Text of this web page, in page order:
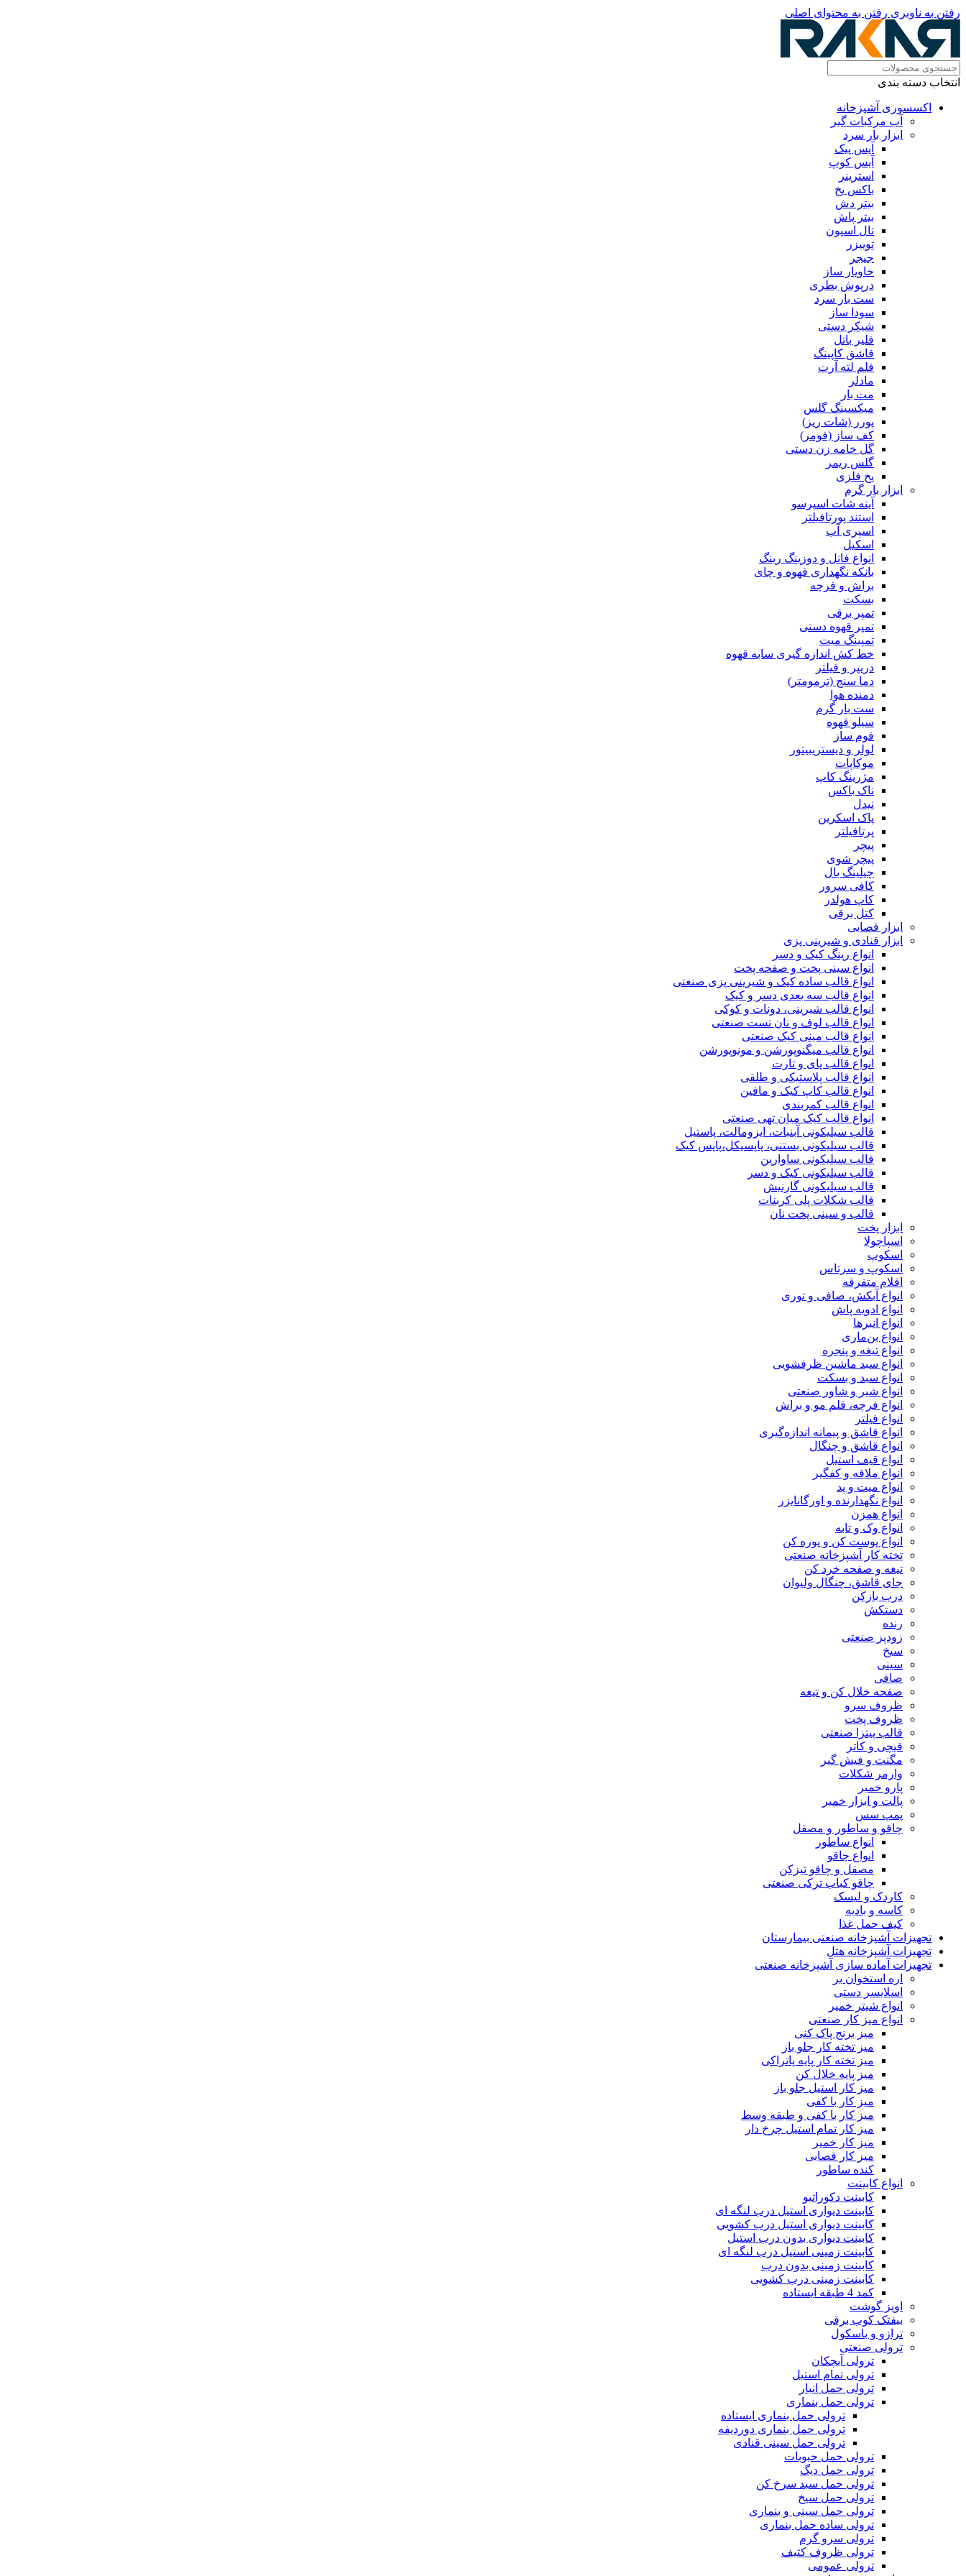
رفتن به ناوبری رفتن به محتوای اصلی
انتخاب دسته بندی
اکسسوری آشپزخانه
آب مرکبات گیر
ابزار بار سرد
آیس پیک
آیس کوپ
استرینر
باکس یخ
بیتر دش
بیتر پاش
تال اسپون
توییزر
جیجر
خاویار ساز
درپوش بطری
ست بار سرد
سودا ساز
شیکر دستی
فلیر باتل
قاشق کاپینگ
قلم لته آرت
مادلر
مت بار
میکسینگ گلس
پورر (شات ریز)
کف ساز (فومر)
گل خامه زن دستی
گلس ریمر
یخ فلزی
ابزار بار گرم
آینه شات اسپرسو
استند پورتافیلتر
اسپری آب
اسکیل
انواع فانل و دوزینگ رینگ
بانکه نگهداری قهوه و چای
براش و فرچه
بسکت
تمپر برقی
تمپر قهوه دستی
تمپینگ میت
خط کش اندازه گیری سابه قهوه
دریپر و فیلتر
دما سنج (ترمومتر)
دمنده هوا
ست بار گرم
سیلو قهوه
فوم ساز
لولر و دیستریبیتور
موکاپات
مژرینگ کاپ
ناک باکس
نیدل
پاک اسکرین
پرتافیلتر
پیچر
پیچر شوی
چیلینگ بال
کافی سرور
کاپ هولدر
کتل برقی
ابزار قصابی
ابزار قنادی و شیرینی پزی
انواع رینگ کیک و دسر
انواع سینی پخت و صفحه پخت
انواع قالب ساده کیک و شیرینی‌ پزی صنعتی
انواع قالب سه بعدی دسر و کیک
انواع قالب شیرینی، دونات و کوکی
انواع قالب لوف و نان تست صنعتی
انواع قالب مینی کیک صنعتی
انواع قالب میگنوپورشن و مونوپورشن
انواع قالب پای و تارت
انواع قالب پلاستیکی و طلقی
انواع قالب کاپ کیک و مافین
انواع قالب کمربندی
انواع قالب کیک میان تهی صنعتی
قالب سیلیکونی آبنبات، ایزومالت، پاستیل
قالب سیلیکونی بستنی، پاپسیکل،پاپس کیک
قالب سیلیکونی ساوارین
قالب سیلیکونی کیک و دسر
قالب سیلیکونی گارنیش
قالب شکلات پلی کربنات
قالب و سینی پخت نان
ابزار پخت
اسپاچولا
اسکوپ
اسکوپ و سرتاس
اقلام متفرقه
انواع آبکش، صافی و توری
انواع ادویه پاش
انواع انبرها
انواع بن‌ماری
انواع تیغه و پنجره
انواع سبد ماشین ظرفشویی
انواع سبد و بسکت
انواع شیر و شاور صنعتی
انواع فرچه، قلم مو و براش
انواع فیلتر
انواع قاشق و پیمانه اندازه‌گیری
انواع قاشق و چنگال
انواع قیف استیل
انواع ملاقه و کفگیر
انواع میت و پد
انواع نگهدارنده و اورگانایزر
انواع همزن
انواع وک و تابه
انواع پوست کن و پوره کن
تخته کار آشپزخانه صنعتی
تیغه و صفحه خرد کن
جای قاشق، چنگال ولیوان
درب بازکن
دستکش
رنده
زودپز صنعتی
سیخ
سینی
صافی
صفحه خلال کن و تیغه
ظروف سرو
ظروف پخت
قالب پیتزا صنعتی
قیچی و کاتر
مگنت و فیش گیر
وارمر شکلات
پارو خمیر
پالت و ابزار خمیر
پمپ سس
چاقو و ساطور و مصقل
انواع ساطور
انواع چاقو
مصقل و چاقو تیزکن
چاقو کباب ترکی صنعتی
کاردک و لیسک
کاسه و بادیه
کیف حمل غذا
تجهیزات آشپزخانه صنعتی بیمارستان
تجهیزات آشپزخانه هتل
تجهیزات آماده سازی آشپزخانه صنعتی
اره استخوان بر
اسلایسر دستی
انواع شیتر خمیر
انواع میز کار صنعتی
میز برنج پاک کنی
میز تخته کار جلو باز
میز تخته کار پایه پاتراکی
میز پایه خلال کن
میز کار استیل جلو باز
میز کار با کفی
میز کار با کفی و طبقه وسط
میز کار تمام استیل چرخ دار
میز کار خمیر
میز کار قصابی
کنده ساطور
انواع کابینت
کابینت دکوراتیو
کابینت دیواری استیل درب لنگه ای
کابینت دیواری استیل درب کشویی
کابینت دیواری بدون درب استیل
کابینت زمینی استیل درب لنگه ای
کابینت زمینی بدون درب
کابینت زمینی درب کشویی
کمد 4 طبقه ایستاده
اویز گوشت
بیفتک کوب برقی
ترازو و باسکول
ترولی صنعتی
ترولی آبچکان
ترولی تمام استیل
ترولی حمل انبار
ترولی حمل بنماری
ترولی حمل بنماری ایستاده
ترولی حمل بنماری دوردیفه
ترولی حمل سینی قنادی
ترولی حمل حبوبات
ترولی حمل دیگ
ترولی حمل سبد سرخ کن
ترولی حمل سیخ
ترولی حمل سینی و بنماری
ترولی ساده حمل بنماری
ترولی سرو گرم
ترولی ظروف کثیف
ترولی عمومی